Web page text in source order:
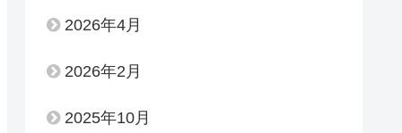
2026年4月
2026年2月
2025年10月